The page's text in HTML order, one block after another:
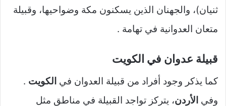
ثنيان)، والجهنان الذين يسكنون مكة وضواحيها، وقبيلة
متعان العدوانية في تهامة .
قبيلة عدوان في الكويت
كما يذكر وجود أفراد من قبيلة العدوان في الكويت .
وفي الأردن، يتركز تواجد القبيلة في مناطق مثل